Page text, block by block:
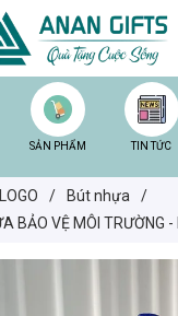
SẢN PHẨM TIN TỨC
/ Bút nhựa
/
BẢO VỆ MÔI TRƯỜNG -